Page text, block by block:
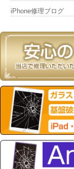
iPhone修理ブログ